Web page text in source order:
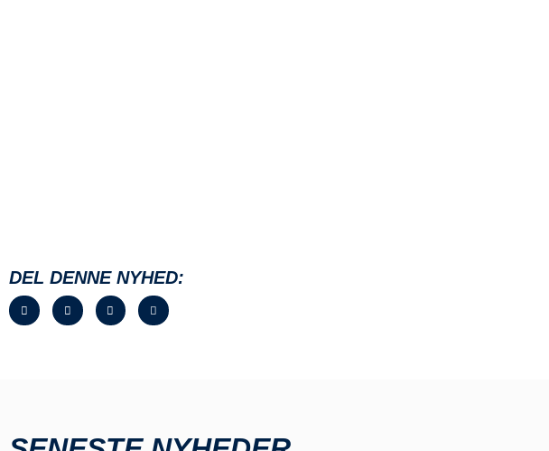
DEL DENNE NYHED: